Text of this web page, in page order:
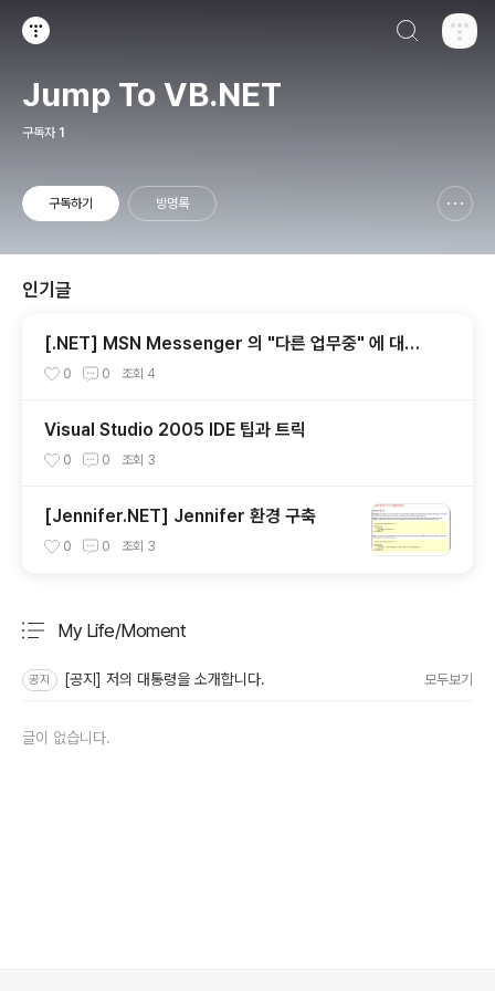
Jump To VB.NET
구독자 1
구독하기 방명록
인기글
[.NET] MSN Messenger 의 "다른 업무중" 에 대한
고찰...
0 0 조회 4
Visual Studio 2005 IDE 팁과 트릭
0 0 조회 3
[Jennifer.NET] Jennifer 환경 구축
0 0 조회 3
My Life/Moment
공지 [공지] 저의 대통령을 소개합니다. 모두보기
글이 없습니다.